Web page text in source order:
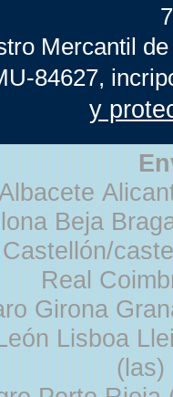
Mercantil
84627,
y
Beja
Real
Girona
Lisboa